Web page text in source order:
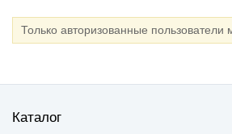
Только авторизованные пользователи
Каталог